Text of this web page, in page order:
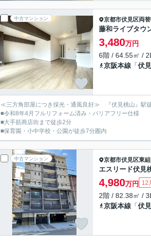
中古マンション 京都市伏見区両
藤和ライブタウ
3,480万円
6階 / 64.55㎡ /
京阪本線 「伏
≪三方角部屋につき採光・通風良好≫ 『伏見桃山』駅
■令和8年4月フルリフォーム済み・バリアフリー仕様
■大手筋商店街まで徒歩2分
■保育園・小中学校・公園が徒歩7分圏内
中古マンション 京都市伏見区東
エスリード伏見
4,980万円 12
2階 / 82.38㎡ /
京阪本線 「伏